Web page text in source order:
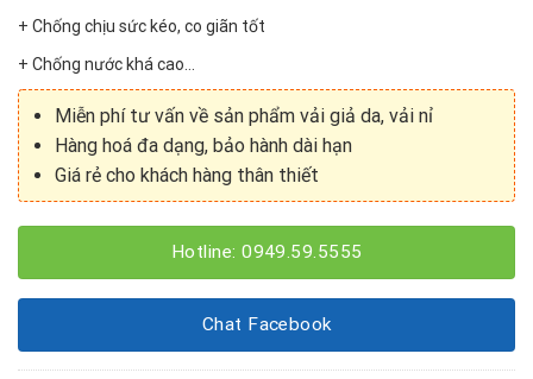
+ Chống chịu sức kéo, co giãn tốt
+ Chống nước khá cao…
Miễn phí tư vấn về sản phẩm vải giả da, vải nỉ
Hàng hoá đa dạng, bảo hành dài hạn
Giá rẻ cho khách hàng thân thiết
Hotline: 0949.59.5555
Chat Facebook